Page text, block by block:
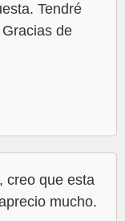
Tendré
de
creo que esta
mucho.